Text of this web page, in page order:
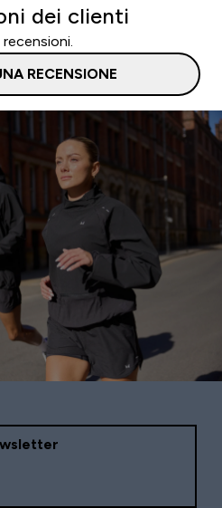
dei clienti
RECENSIONE